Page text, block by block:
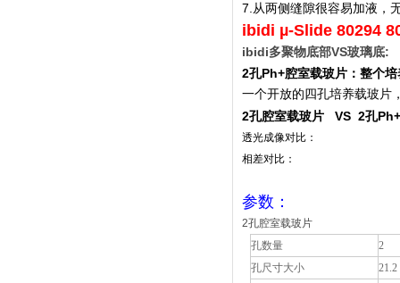
7. 从两侧缝隙很容易加液，
ibidi µ-Slide 80294
ibidi多聚物底部VS玻璃底:
2孔Ph+腔室载玻片：整个
一个开放的四孔培养载玻片
2孔腔室载玻片 VS 2孔
透光成像对比：
相差对比：
参数：
2孔腔室载玻片
孔数量
2
孔尺寸大小
21.2